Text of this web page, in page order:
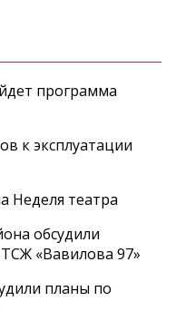
программа
к эксплуатации
Неделя театра
обсудили
«Вавилова 97»
планы по